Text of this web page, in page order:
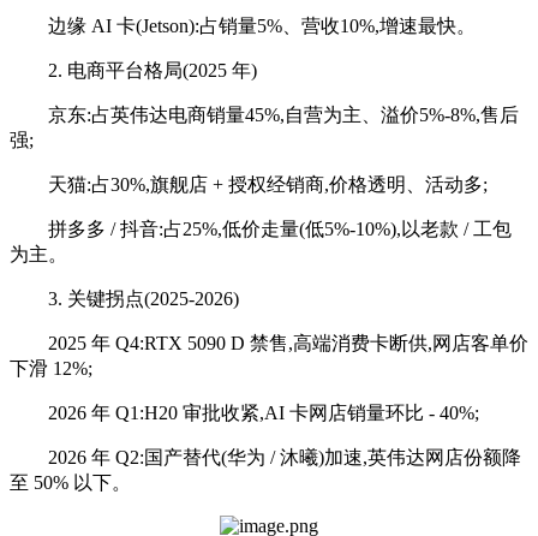
边缘 AI 卡(Jetson):占销量5%、营收10%,增速最快。
2. 电商平台格局(2025 年)
京东:占英伟达电商销量45%,自营为主、溢价5%-8%,售后
强;
天猫:占30%,旗舰店 + 授权经销商,价格透明、活动多;
拼多多 / 抖音:占25%,低价走量(低5%-10%),以老款 / 工包
为主。
3. 关键拐点(2025-2026)
2025 年 Q4:RTX 5090 D 禁售,高端消费卡断供,网店客单价
下滑 12%;
2026 年 Q1:H20 审批收紧,AI 卡网店销量环比 - 40%;
2026 年 Q2:国产替代(华为 / 沐曦)加速,英伟达网店份额降
至 50% 以下。